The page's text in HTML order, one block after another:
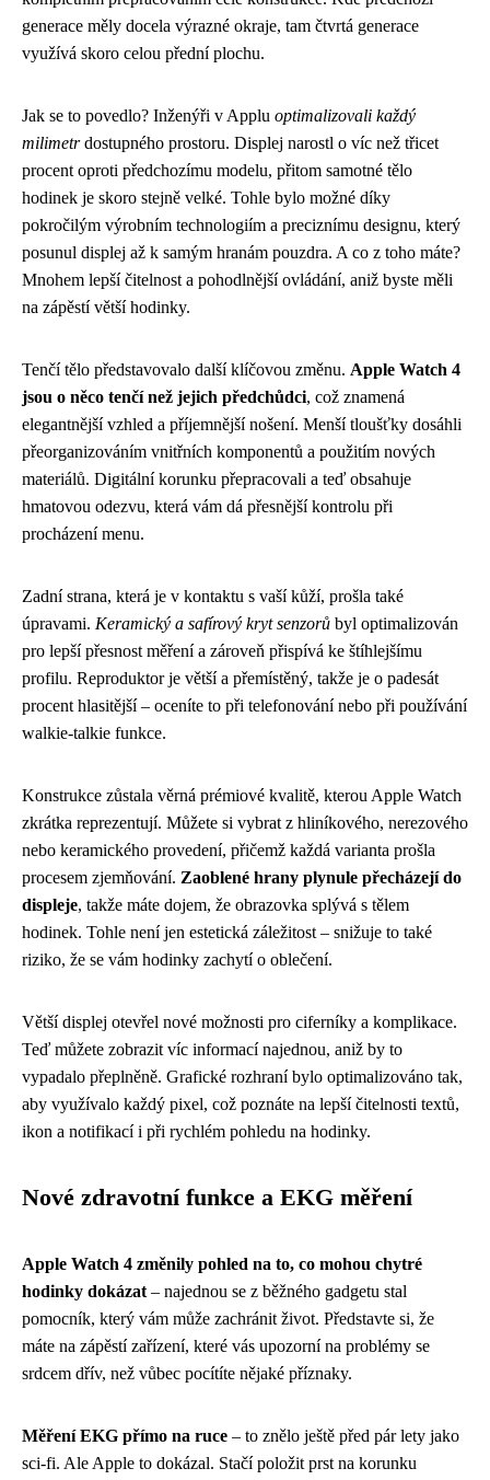
generace měly docela výrazné okraje, tam čtvrtá generace
využívá skoro celou přední plochu.
Jak se to povedlo? Inženýři v Applu optimalizovali každý
milimetrdostupného prostoru. Displej narostl o víc než třicet
procent oproti předchozímu modelu, přitom samotné tělo
hodinek je skoro stejně velké. Tohle bylo možné díky
pokročilým výrobním technologiím a preciznímu designu, který
posunul displej až k samým hranám pouzdra. A co z toho máte?
Mnohem lepší čitelnost a pohodlnější ovládání, aniž byste měli
na zápěstí větší hodinky.
Tenčí tělo představovalo další klíčovou změnu. Apple Watch 4
jsou o něco tenčí než jejich předchůdci, což znamená
elegantnější vzhled a příjemnější nošení. Menší tloušťky dosáhli
přeorganizováním vnitřních komponentů a použitím nových
materiálů. Digitální korunku přepracovali a teď obsahuje
hmatovou odezvu, která vám dá přesnější kontrolu při
procházení menu.
Zadní strana, která je v kontaktu s vaší kůží, prošla také
úpravami. Keramický a safírový kryt senzorů byl optimalizován
pro lepší přesnost měření a zároveň přispívá ke štíhlejšímu
profilu. Reproduktor je větší a přemístěný, takže je o padesát
procent hlasitější – oceníte to při telefonování nebo při používání
walkie-talkie funkce.
Konstrukce zůstala věrná prémiové kvalitě, kterou Apple Watch
zkrátka reprezentují. Můžete si vybrat z hliníkového, nerezového
nebo keramického provedení, přičemž každá varianta prošla
procesem zjemňování. Zaoblené hrany plynule přecházejí do
displeje, takže máte dojem, že obrazovka splývá s tělem
hodinek. Tohle není jen estetická záležitost – snižuje to také
riziko, že se vám hodinky zachytí o oblečení.
Větší displej otevřel nové možnosti pro ciferníky a komplikace.
Teď můžete zobrazit víc informací najednou, aniž by to
vypadalo přeplněně. Grafické rozhraní bylo optimalizováno tak,
aby využívalo každý pixel, což poznáte na lepší čitelnosti textů,
ikon a notifikací i při rychlém pohledu na hodinky.
Nové zdravotní funkce a EKG měření
Apple Watch 4 změnily pohled na to, co mohou chytré
hodinky dokázat– najednou se z běžného gadgetu stal
pomocník, který vám může zachránit život. Představte si, že
máte na zápěstí zařízení, které vás upozorní na problémy se
srdcem dřív, než vůbec pocítíte nějaké příznaky.
Měření EKG přímo na ruce – to znělo ještě před pár lety jako
sci-fi. Ale Apple to dokázal. Stačí položit prst na korunku